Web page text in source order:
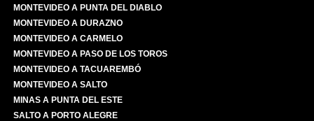
MONTEVIDEO A PUNTA DEL DIABLO
MONTEVIDEO A DURAZNO
MONTEVIDEO A CARMELO
MONTEVIDEO A PASO DE LOS TOROS
MONTEVIDEO A TACUAREMBÓ
MONTEVIDEO A SALTO
MINAS A PUNTA DEL ESTE
SALTO A PORTO ALEGRE